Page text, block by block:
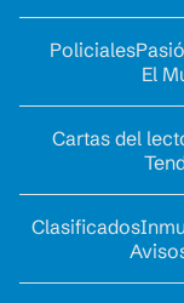
Policiales
El
Cartas del
Clasificados